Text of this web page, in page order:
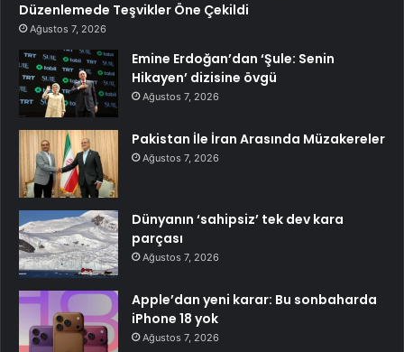
Düzenlemede Teşvikler Öne Çekildi
Ağustos 7, 2026
Emine Erdoğan’dan ‘Şule: Senin
Hikayen’ dizisine övgü
Ağustos 7, 2026
Pakistan İle İran Arasında Müzakereler
Ağustos 7, 2026
Dünyanın ‘sahipsiz’ tek dev kara
parçası
Ağustos 7, 2026
Apple’dan yeni karar: Bu sonbaharda
iPhone 18 yok
Ağustos 7, 2026